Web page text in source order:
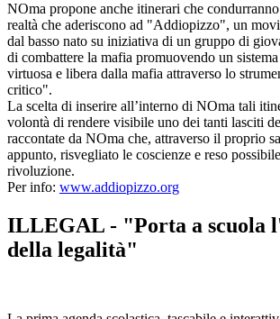
NOma propone anche itinerari che
realtà che aderiscono ad "Addiopizzo", un
dal basso nato su iniziativa di un gruppo di
di combattere la mafia promuovendo un
virtuosa e libera dalla mafia attraverso lo
critico".
La scelta di inserire all’interno di NOma tali
volontà di rendere visibile uno dei tanti lasciti
raccontate da NOma che, attraverso il proprio
appunto, risvegliato le coscienze e reso
rivoluzione.
Per info: www.addiopizzo.org
ILLEGAL - "Porta a scuola
della legalità"